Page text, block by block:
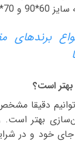
کرد.
برندهای
بهتر است؟
دقیقا
بهتر است.
جای خود و در